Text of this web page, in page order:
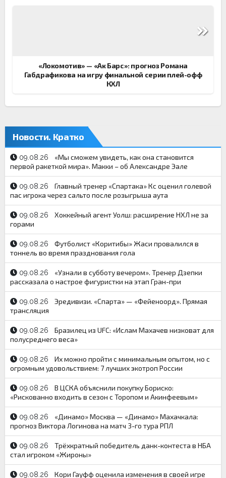
«Локомотив» — «Ак Барс»: прогноз Романа
Габдрафикова на игру финальной серии плей-офф
КХЛ
Новости. Кратко
09.08.26
«Мы сможем увидеть, как она становится
первой ракеткой мира». Макки – об Александре Эале
09.08.26
Главный тренер «Спартака» Кс оценил голевой
пас игрока через сальто после розыгрыша аута
09.08.26
Хоккейный агент Уолш: расширение НХЛ не за
горами
09.08.26
Футболист «Коритибы» Жаси провалился в
тоннель во время празднования гола
09.08.26
«Узнали в субботу вечером». Тренер Дзепки
рассказала о настрое фигуристки на этап Гран-при
09.08.26
Эредивизи. «Спарта» — «Фейеноорд». Прямая
трансляция
09.08.26
Бразилец из UFC: «Ислам Махачев низковат для
полусреднего веса»
09.08.26
Их можно пройти с минимальным опытом, но с
огромным удовольствием: 7 лучших экотроп России
09.08.26
В ЦСКА объяснили покупку Бориско:
«Рискованно входить в сезон с Торопом и Акинфеевым»
09.08.26
«Динамо» Москва — «Динамо» Махачкала:
прогноз Виктора Логинова на матч 3-го тура РПЛ
09.08.26
Трёхкратный победитель данк-контеста в НБА
стал игроком «Жироны»
09.08.26 Кори Гауфф оценила изменения в своей игре